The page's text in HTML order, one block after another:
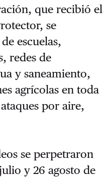
que recibió el
se
escuelas,
redes de
y saneamiento,
agrícolas en toda
por aire,
se perpetraron
y 26 agosto de